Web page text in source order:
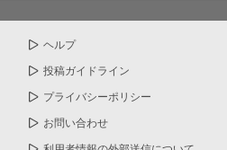
ヘルプ
投稿ガイドライン
プライバシーポリシー
お問い合わせ